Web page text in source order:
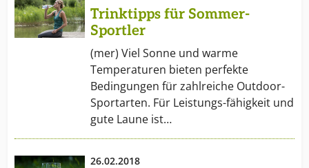
Verbands. Sie ist zudem ein Indizfür die
bodenständige und solide Ausrichtung der Betriebe.
Insgesamt beschäftigendie Brunnenbetriebe rund
13.000 Arbeitnehmer. Sie sind damit einer
dergrößten Arbeitgeber der Getränkeindustrie.
Trinktipps für Sommer-
Sportler
(mer) Viel Sonne und warme
Temperaturen bieten perfekte
Bedingungen für zahlreiche Outdoor-
Sportarten. Für Leistungs-fähigkeit und
gute Laune ist…
26.02.2018